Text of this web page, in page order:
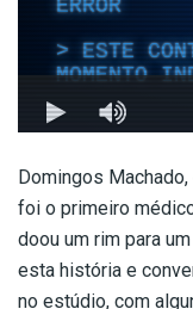
Domingos
foi o primeiro
doou um rim para
esta história e
no estúdio, com